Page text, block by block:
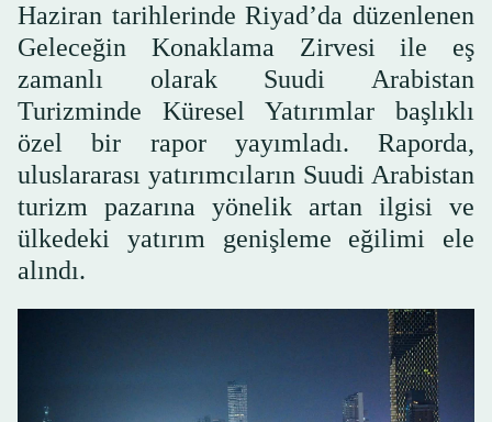
Haziran tarihlerinde Riyad’da düzenlenen
Geleceğin Konaklama Zirvesi ile eş
zamanlı olarak Suudi Arabistan
Turizminde Küresel Yatırımlar başlıklı
özel bir rapor yayımladı. Raporda,
uluslararası yatırımcıların Suudi Arabistan
turizm pazarına yönelik artan ilgisi ve
ülkedeki yatırım genişleme eğilimi ele
alındı.